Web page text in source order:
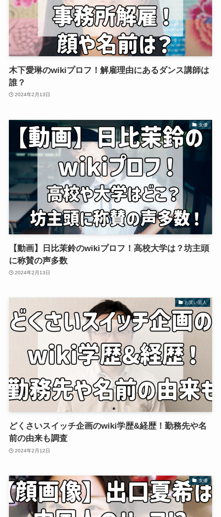
木下愛琳のwikiプロフ！解雇理由にあるダンス講師は
誰？
2024年2月13日
女優
【動画】日比茉鈴のwikiプロフ！高校大学は？坊主頭
に称賛の声多数
2024年2月13日
お笑い芸人
どくさいスイッチ企画のwiki学歴&経歴！勤務先や名
前の由来も調査
2024年2月12日
女優